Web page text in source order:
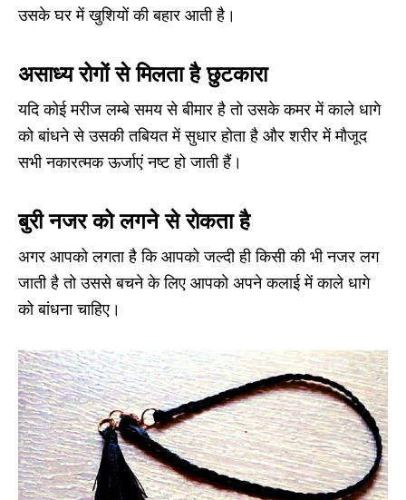
उसके घर में खुशियों की बहार आती है।
असाध्य रोगों से मिलता है छुटकारा
यदि कोई मरीज लम्बे समय से बीमार है तो उसके कमर में काले धागे
को बांधने से उसकी तबियत में सुधार होता है और शरीर में मौजूद
सभी नकारत्मक ऊर्जाएं नष्ट हो जाती हैं।
बुरी नजर को लगने से रोकता है
अगर आपको लगता है कि आपको जल्दी ही किसी की भी नजर लग
जाती है तो उससे बचने के लिए आपको अपने कलाई में काले धागे
को बांधना चाहिए।